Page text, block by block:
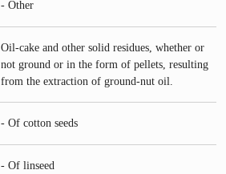
- Other
Oil-cake and other solid residues, whether or
not ground or in the form of pellets, resulting
from the extraction of ground-nut oil.
- Of cotton seeds
- Of linseed